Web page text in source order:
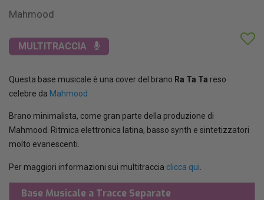
Mahmood
MULTITRACCIA
Questa base musicale è una cover del brano Ra Ta Ta reso
celebre da Mahmood
Brano minimalista, come gran parte della produzione di
Mahmood. Ritmica elettronica latina, basso synth e sintetizzatori
molto evanescenti.
Per maggiori informazioni sui multitraccia clicca qui
Base Musicale a Tracce Separate